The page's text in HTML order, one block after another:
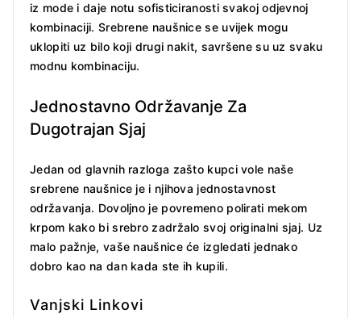
iz mode i daje notu sofisticiranosti svakoj odjevnoj
kombinaciji. Srebrene naušnice se uvijek mogu
uklopiti uz bilo koji drugi nakit, savršene su uz svaku
modnu kombinaciju.
Jednostavno Održavanje Za
Dugotrajan Sjaj
Jedan od glavnih razloga zašto kupci vole naše
srebrene naušnice je i njihova jednostavnost
održavanja. Dovoljno je povremeno polirati mekom
krpom kako bi srebro zadržalo svoj originalni sjaj. Uz
malo pažnje, vaše naušnice će izgledati jednako
dobro kao na dan kada ste ih kupili.
Vanjski Linkovi